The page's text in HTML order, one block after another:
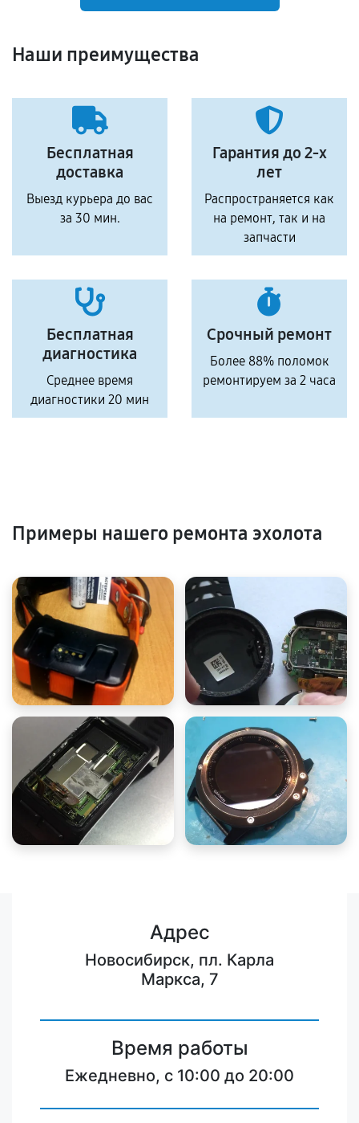
Наши преимущества
Бесплатная
доставка
Выезд курьера до вас
за 30 мин.
Гарантия до 2-х
лет
Распространяется как
на ремонт, так и на
запчасти
Бесплатная
диагностика
Среднее время
диагностики 20 мин
Срочный ремонт
Более 88% поломок
ремонтируем за 2 часа
Примеры нашего ремонта эхолота
Адрес
Новосибирск, пл. Карла
Маркса, 7
Время работы
Ежедневно, с 10:00 до 20:00